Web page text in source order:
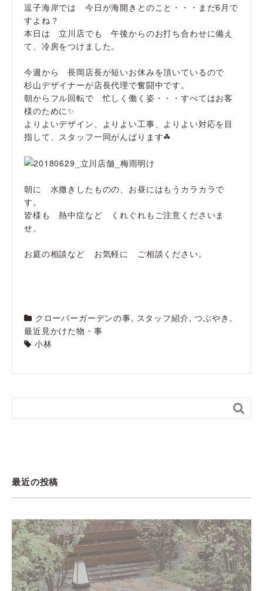
逗子海岸では 今日が海開きとのこと・・・まだ6月で
すよね？
本日は 立川店でも 午後からのお打ち合わせに備え
て、冷房をつけました。
今週から 長岡店長が短いお休みを頂いているので
杉山デザイナーが店長代理で奮闘中です。
朝からフル回転で 忙しく働く姿・・・すべてはお客
様のために✨
よりよいデザイン、よりよい工事、よりよい対応を目
指して、スタッフ一同がんばります☘
朝に 水撒きしたものの、お昼にはもうカラカラで
す。
皆様も 熱中症など くれぐれもご注意くださいま
せ。
お庭の相談など お気軽に ご相談ください。
クローバーガーデンの事, スタッフ紹介,つぶやき ,
最近見かけた物・事
小林

最近の投稿